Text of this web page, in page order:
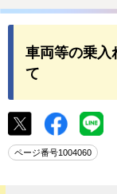
車両等の乗入
て
ページ番号1004060